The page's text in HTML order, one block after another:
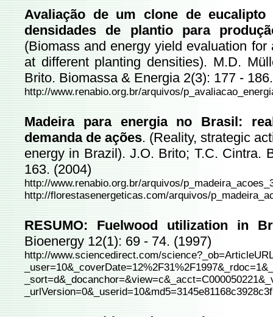
Avaliação de um clone de eucalipto
densidades de plantio para
(Biomass and energy yield evaluation
at different planting densities). M.D.
Brito. Biomassa & Energia 2(3): 177 -
http://www.renabio.org.br/arquivos/
Madeira para energia no Brasil:
demanda de ações. (Reality, strategic
energy in Brazil). J.O. Brito; T.C. Cintra.
163. (2004)
http://www.renabio.org.br/arquivos/
http://florestasenergeticas.com/arquivos/
RESUMO: Fuelwood utilization in
Bioenergy 12(1): 69 - 74. (1997)
http://www.sciencedirect.com/